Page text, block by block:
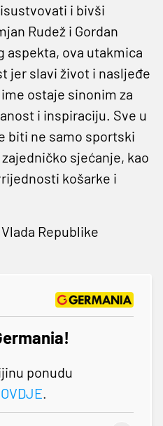
i bivši
Rudež i Gordan
aspekta, ova utakmica
jer slavi život i nasljeđe
ostaje sinonim za
i inspiraciju. Sve u
biti ne samo sportski
sjećanje, kao
košarke i
Republike
ponudu
OVDJE.